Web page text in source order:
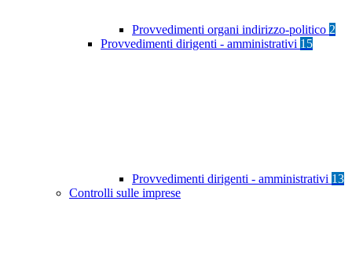
Provvedimenti organi indirizzo-politico 2
Provvedimenti dirigenti - amministrativi 15
Provvedimenti dirigenti - amministrativi 13
Controlli sulle imprese